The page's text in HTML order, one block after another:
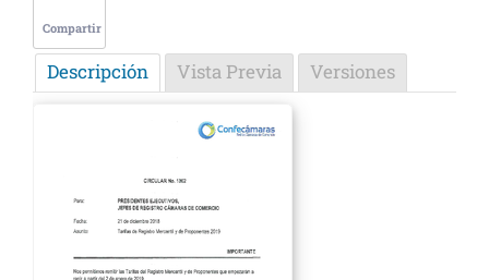
Compartir
Descripción Vista Previa Versiones